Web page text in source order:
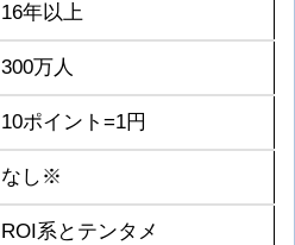
16年以上
300万人
10ポイント=1円
なし※
ROI系とテンタメ